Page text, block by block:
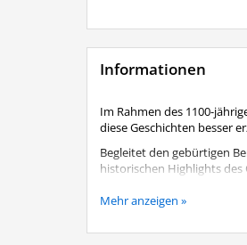
Informationen
Im Rahmen des 1100-
diese Geschichten besser
Begleitet den gebürtigen
historischen Highlights
Die Teilnahme ist für Gäste
Mehr anzeigen »